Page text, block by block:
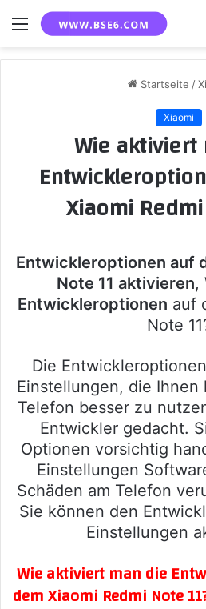
Menü
Startseite /
Xiaomi
Wie
Xiaomi
Entwickleroptionen auf
Note 11 aktivieren,
Entwickleroptionen auf
Note
Die
Einstellungen, die
Telefon besser zu
Entwickler gedacht.
Optionen vorsichtig
Einstellungen
Schäden am Telefon
Sie können den
Einstellungen
Wie aktiviert man die
dem Xiaomi Redmi Note